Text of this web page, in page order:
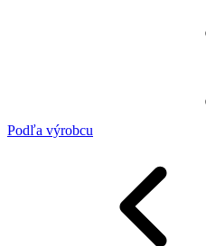
Podľa výrobcu